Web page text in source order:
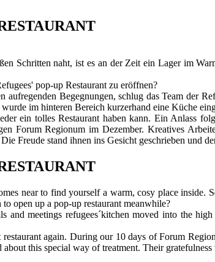
Schritten naht, ist es an der Zeit ein Lager im
pop-up Restaurant zu eröffnen?
Begegnungen, schlug das Team der
im hinteren Bereich kurzerhand eine Küche
ein tolles Restaurant haben kann. Ein Anlass
Forum Regionum im Dezember. Kreatives
Freude stand ihnen ins Gesicht geschrieben und
near to find yourself a warm, cosy place
open up a pop-up restaurant meanwhile?
meetings refugees´kitchen moved into the
again. During our 10 days of Forum
this special way of treatment. Their